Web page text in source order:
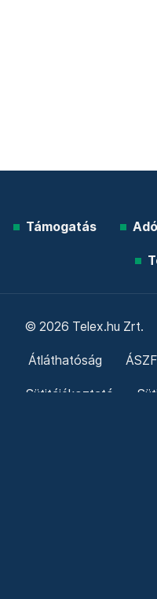
Támogatás
© 2026 Telex.hu Zrt.
Átláthatóság ÁSZF
Sütitájékoztató